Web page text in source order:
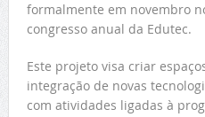
formalmente em novembro
congresso anual da Edutec.
Este projeto visa criar
integração de novas
com atividades ligadas à